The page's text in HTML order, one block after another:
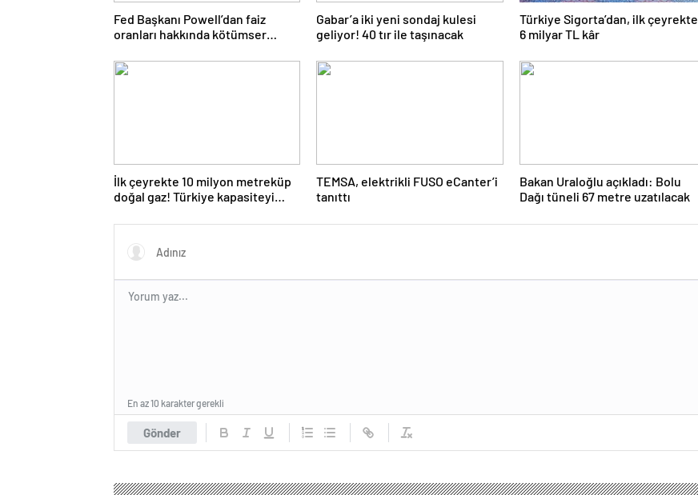
Fed Başkanı Powell’dan faiz
oranları hakkında kötümser
Gabar’a iki yeni sondaj kulesi
geliyor! 40 tır ile taşınacak
Türkiye Sigorta’dan, ilk çeyrekte
6 milyar TL kâr
İlk çeyrekte 10 milyon metreküp
doğal gaz! Türkiye kapasiteyi
TEMSA, elektrikli FUSO eCanter’i
tanıttı
Bakan Uraloğlu açıkladı: Bolu
Dağı tüneli 67 metre uzatılacak
Gönder
En az 10 karakter gerekli